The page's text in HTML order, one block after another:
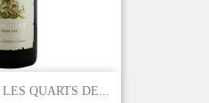
QUARTS DE...